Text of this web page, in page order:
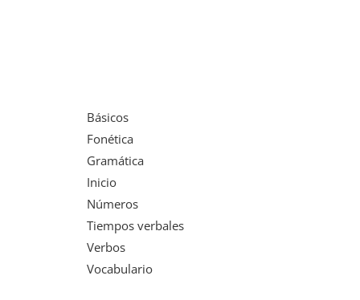
Básicos
Fonética
Gramática
Inicio
Números
Tiempos verbales
Verbos
Vocabulario